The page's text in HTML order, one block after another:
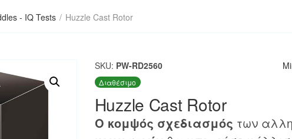
- IQ Tests / Huzzle Cast Rotor
SKU: PW-RD2560
Διαθέσιμο
Huzzle Cast Rotor
Ο κομψός σχεδιασμός των